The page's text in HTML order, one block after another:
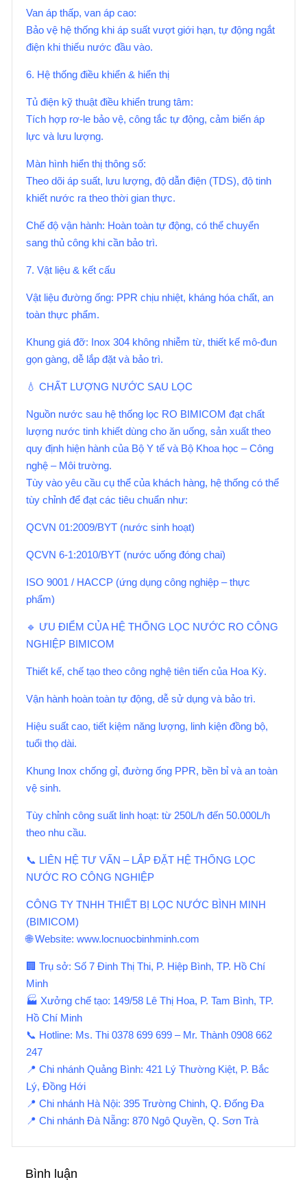
Van áp thấp, van áp cao:
Bảo vệ hệ thống khi áp suất vượt giới hạn, tự động ngắt
điện khi thiếu nước đầu vào.
6. Hệ thống điều khiển & hiển thị
Tủ điện kỹ thuật điều khiển trung tâm:
Tích hợp rơ-le bảo vệ, công tắc tự động, cảm biến áp
lực và lưu lượng.
Màn hình hiển thị thông số:
Theo dõi áp suất, lưu lượng, độ dẫn điện (TDS), độ tinh
khiết nước ra theo thời gian thực.
Chế độ vận hành: Hoàn toàn tự động, có thể chuyển
sang thủ công khi cần bảo trì.
7. Vật liệu & kết cấu
Vật liệu đường ống: PPR chịu nhiệt, kháng hóa chất, an
toàn thực phẩm.
Khung giá đỡ: Inox 304 không nhiễm từ, thiết kế mô-đun
gọn gàng, dễ lắp đặt và bảo trì.
💧 CHẤT LƯỢNG NƯỚC SAU LỌC
Nguồn nước sau hệ thống lọc RO BIMICOM đạt chất
lượng nước tinh khiết dùng cho ăn uống, sản xuất theo
quy định hiện hành của Bộ Y tế và Bộ Khoa học – Công
nghệ – Môi trường.
Tùy vào yêu cầu cụ thể của khách hàng, hệ thống có thể
tùy chỉnh để đạt các tiêu chuẩn như:
QCVN 01:2009/BYT (nước sinh hoạt)
QCVN 6-1:2010/BYT (nước uống đóng chai)
ISO 9001 / HACCP (ứng dụng công nghiệp – thực
phẩm)
🔹 ƯU ĐIỂM CỦA HỆ THỐNG LỌC NƯỚC RO CÔNG
NGHIỆP BIMICOM
Thiết kế, chế tạo theo công nghệ tiên tiến của Hoa Kỳ.
Vận hành hoàn toàn tự động, dễ sử dụng và bảo trì.
Hiệu suất cao, tiết kiệm năng lượng, linh kiện đồng bộ,
tuổi thọ dài.
Khung Inox chống gỉ, đường ống PPR, bền bỉ và an toàn
vệ sinh.
Tùy chỉnh công suất linh hoạt: từ 250L/h đến 50.000L/h
theo nhu cầu.
📞 LIÊN HỆ TƯ VẤN – LẮP ĐẶT HỆ THỐNG LỌC
NƯỚC RO CÔNG NGHIỆP
CÔNG TY TNHH THIẾT BỊ LỌC NƯỚC BÌNH MINH
(BIMICOM)
🌐 Website: www.locnuocbinhminh.com
🏢 Trụ sở: Số 7 Đinh Thị Thi, P. Hiệp Bình, TP. Hồ Chí
Minh
🏭 Xưởng chế tạo: 149/58 Lê Thị Hoa, P. Tam Bình, TP.
Hồ Chí Minh
📞 Hotline: Ms. Thi 0378 699 699 – Mr. Thành 0908 662
247
📍 Chi nhánh Quảng Bình: 421 Lý Thường Kiệt, P. Bắc
Lý, Đồng Hới
📍 Chi nhánh Hà Nội: 395 Trường Chinh, Q. Đống Đa
📍 Chi nhánh Đà Nẵng: 870 Ngô Quyền, Q. Sơn Trà
Bình luận